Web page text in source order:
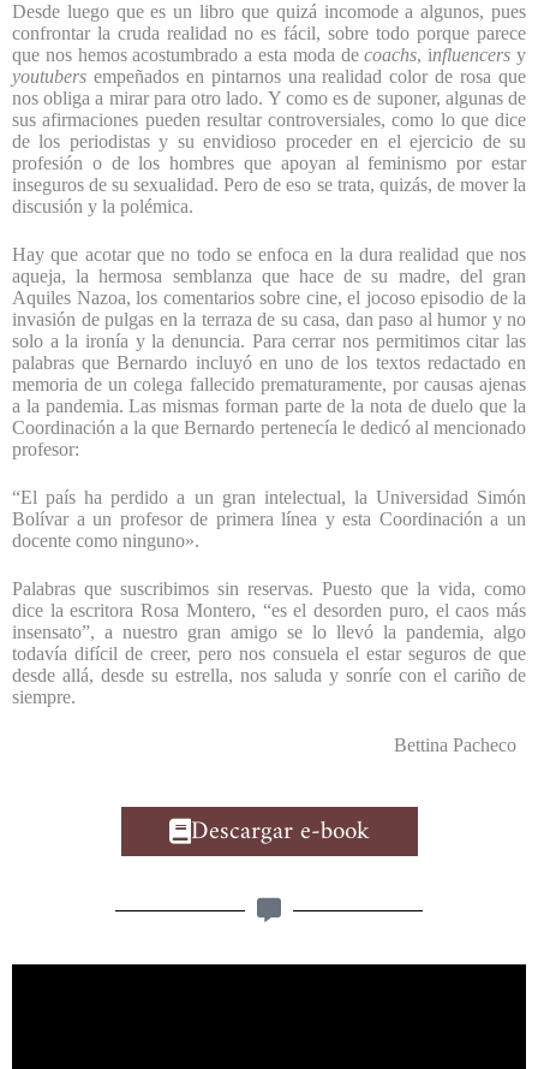
Desde luego que es un libro que quizá incomode a algunos, pues
confrontar la cruda realidad no es fácil, sobre todo porque parece
que nos hemos acostumbrado a esta moda decoachs, influencers y
youtubers empeñados en pintarnos una realidad color de rosa que
nos obliga a mirar para otro lado. Y como es de suponer, algunas de
sus afirmaciones pueden resultar controversiales, como lo que dice
de los periodistas y su envidioso proceder en el ejercicio de su
profesión o de los hombres que apoyan al feminismo por estar
inseguros de su sexualidad. Pero de eso se trata, quizás, de mover la
discusión y la polémica.
Hay que acotar que no todo se enfoca en la dura realidad que nos
aqueja, la hermosa semblanza que hace de su madre, del gran
Aquiles Nazoa, los comentarios sobre cine, el jocoso episodio de la
invasión de pulgas en la terraza de su casa, dan paso al humor y no
solo a la ironía y la denuncia. Para cerrar nos permitimos citar las
palabras que Bernardo incluyó en uno de los textos redactado en
memoria de un colega fallecido prematuramente, por causas ajenas
a la pandemia. Las mismas forman parte de la nota de duelo que la
Coordinación a la que Bernardo pertenecía le dedicó al mencionado
profesor:
“El país ha perdido a un gran intelectual, la Universidad Simón
Bolívar a un profesor de primera línea y esta Coordinación a un
docente como ninguno».
Palabras que suscribimos sin reservas. Puesto que la vida, como
dice la escritora Rosa Montero, “es el desorden puro, el caos más
insensato”, a nuestro gran amigo se lo llevó la pandemia, algo
todavía difícil de creer, pero nos consuela el estar seguros de que
desde allá, desde su estrella, nos saluda y sonríe con el cariño de
siempre.
Bettina Pacheco
Descargar e-book